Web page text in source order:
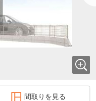
間取りを見る